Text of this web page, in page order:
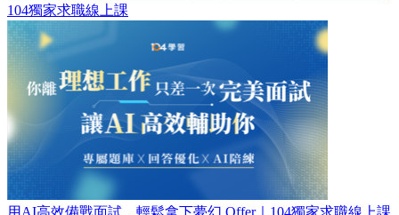
104獨家求職線上課
用AI高效備戰面試，輕鬆拿下夢幻 Offer｜104獨家求職線上課